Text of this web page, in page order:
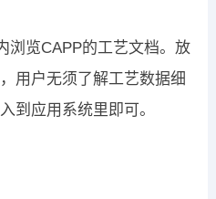
浏览CAPP的工艺文档。放
用户无须了解工艺数据细
到应用系统里即可。